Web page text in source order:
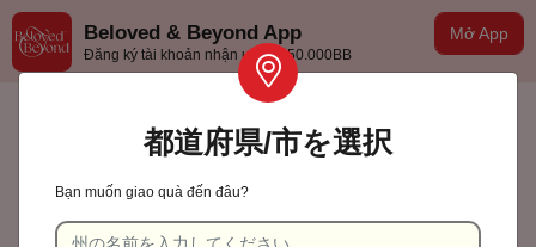
Mở App
Beloved & Beyond App
Đăng ký tài khoản nhận ưu đãi 50.000BB
Khánh Hòa
都道府県/市を選択
Bạn muốn giao quà đến đâu?